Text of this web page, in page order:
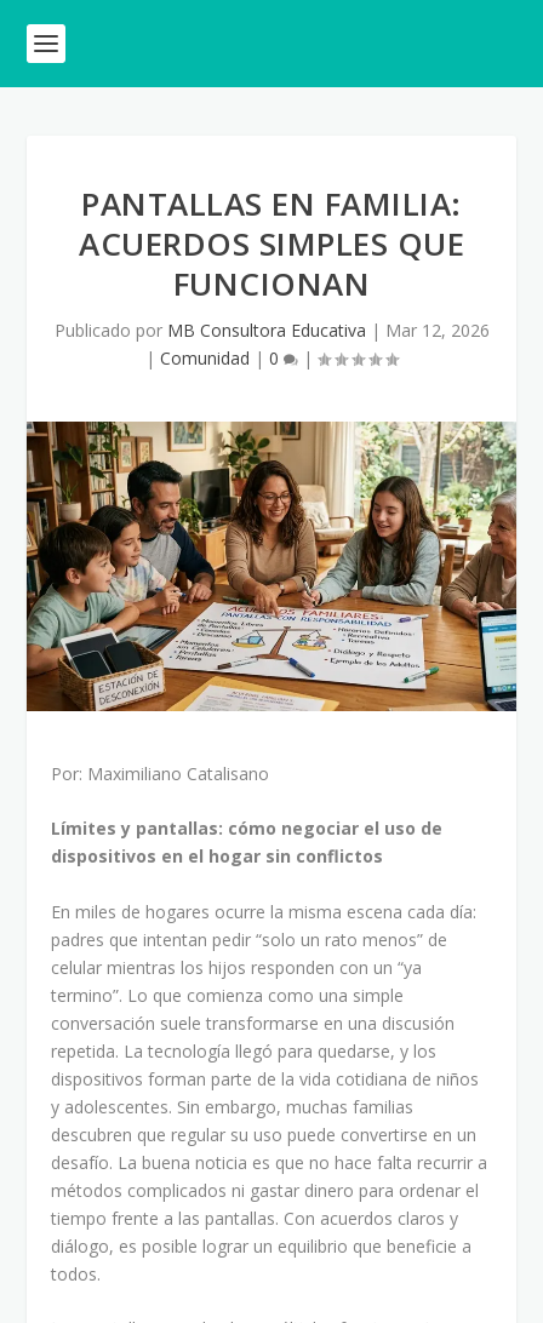
PANTALLAS EN FAMILIA:
ACUERDOS SIMPLES QUE
FUNCIONAN
Publicado por MB Consultora Educativa | Mar 12, 2026
| Comunidad | 0 |
Por: Maximiliano Catalisano
Límites y pantallas: cómo negociar el uso de
dispositivos en el hogar sin conflictos
En miles de hogares ocurre la misma escena cada día:
padres que intentan pedir “solo un rato menos” de
celular mientras los hijos responden con un “ya
termino”. Lo que comienza como una simple
conversación suele transformarse en una discusión
repetida. La tecnología llegó para quedarse, y los
dispositivos forman parte de la vida cotidiana de niños
y adolescentes. Sin embargo, muchas familias
descubren que regular su uso puede convertirse en un
desafío. La buena noticia es que no hace falta recurrir a
métodos complicados ni gastar dinero para ordenar el
tiempo frente a las pantallas. Con acuerdos claros y
diálogo, es posible lograr un equilibrio que beneficie a
todos.